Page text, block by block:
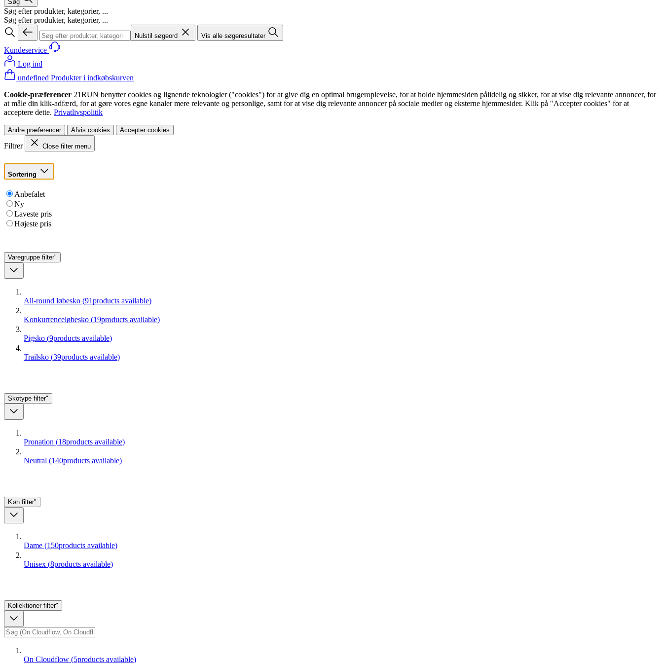
Søg
Søg efter produkter, kategorier, ...
Søg efter produkter, kategorier, ...
Nulstil søgeord Vis alle søgeresultater
Kundeservice
Log ind
undefined Produkter i indkøbskurven
Cookie-præferencer 21RUN benytter cookies og lignende teknologier ("cookies") for at give dig en optimal brugeroplevelse, for at holde hjemmesiden pålidelig og sikker, for at vise dig relevante annoncer, for
at måle din klik-adfærd, for at gøre vores egne kanaler mere relevante og personlige, samt for at vise dig relevante annoncer på sociale medier og eksterne hjemmesider. Klik på "Accepter cookies" for at
acceptere dette. Privatlivspolitik
Andre præferencer Afvis cookies Accepter cookies
Filtrer Close filter menu
Sortering
Anbefalet
Ny
Laveste pris
Højeste pris
Varegruppe filter"
All-round løbesko (91products available)
Konkurrenceløbesko (19products available)
Pigsko (9products available)
Trailsko (39products available)
Skotype filter"
Pronation (18products available)
Neutral (140products available)
Køn filter"
Dame (150products available)
Unisex (8products available)
Kollektioner filter"
On Cloudflow (5products available)